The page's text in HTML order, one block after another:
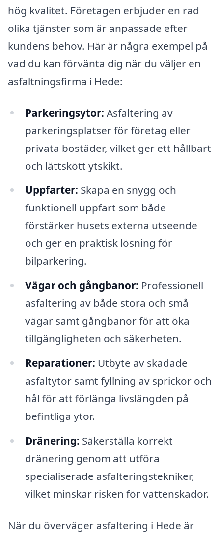
hög kvalitet. Företagen erbjuder en rad
olika tjänster som är anpassade efter
kundens behov. Här är några exempel på
vad du kan förvänta dig när du väljer en
asfaltningsfirma i Hede:
Parkeringsytor: Asfaltering av
parkeringsplatser för företag eller
privata bostäder, vilket ger ett hållbart
och lättskött ytskikt.
Uppfarter: Skapa en snygg och
funktionell uppfart som både
förstärker husets externa utseende
och ger en praktisk lösning för
bilparkering.
Vägar och gångbanor: Professionell
asfaltering av både stora och små
vägar samt gångbanor för att öka
tillgängligheten och säkerheten.
Reparationer: Utbyte av skadade
asfaltytor samt fyllning av sprickor och
hål för att förlänga livslängden på
befintliga ytor.
Dränering: Säkerställa korrekt
dränering genom att utföra
specialiserade asfalteringstekniker,
vilket minskar risken för vattenskador.
När du överväger asfaltering i Hede är